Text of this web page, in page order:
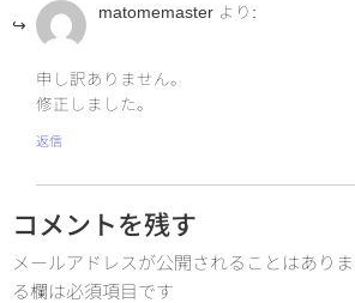
matomemaster より:
申し訳ありません。
修正しました。
返信
コメントを残す
メールアドレスが公開されることはありま
る欄は必須項目です